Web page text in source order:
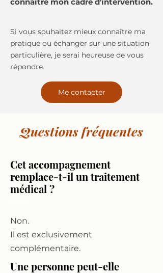
Si vous souhaitez mieux connaître ma
pratique ou échanger sur une situation
particulière, je serai heureuse de vous
répondre.
Me contacter
Questions fréquentes
Cet accompagnement
remplace-t-il un traitement
médical ?
Non.
Il est exclusivement
complémentaire.
Une personne peut-elle